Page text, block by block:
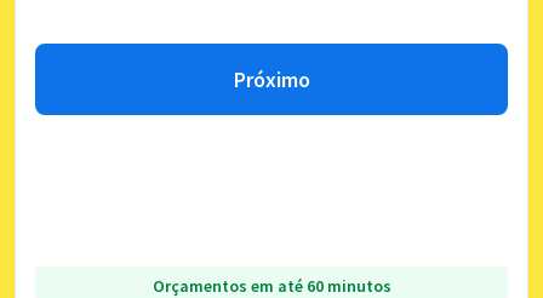
Próximo
Orçamentos em até 60 minutos